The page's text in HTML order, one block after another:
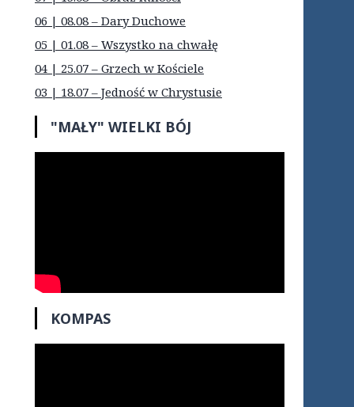
06 | 08.08 – Dary Duchowe
05 | 01.08 – Wszystko na chwałę
04 | 25.07 – Grzech w Kościele
03 | 18.07 – Jedność w Chrystusie
"MAŁY" WIELKI BÓJ
KOMPAS